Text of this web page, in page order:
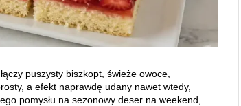
puszysty biszkopt, świeże owoce,
a efekt naprawdę udany nawet wtedy,
pomysłu na sezonowy deser na weekend,